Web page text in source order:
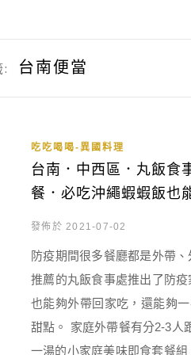
: 台南便當
吃吃喝喝-異國料理
台南．中西區．丸飯食
餐．必吃沖繩蝦蝦飯也
發佈於 2021-07-02
防疫期間很多餐廳都是外帶
推薦的丸飯食事處推出了防
也能夠外帶回家吃，還能夠
甜點。 家庭外帶餐有分2-3人
一湯的小家庭美味即食套餐